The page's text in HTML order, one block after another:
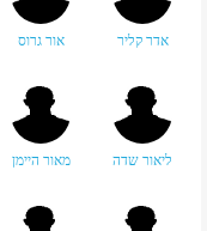
אדר קליר אור גרוס
ליאור שדה מאור היימן